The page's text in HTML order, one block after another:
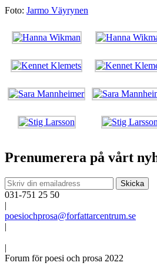
Foto: Jarmo Väyrynen
Prenumerera på vårt
031-751 25 50
|
poesiochprosa@forfattarcentrum.se
|
|
Forum för poesi och prosa 2022